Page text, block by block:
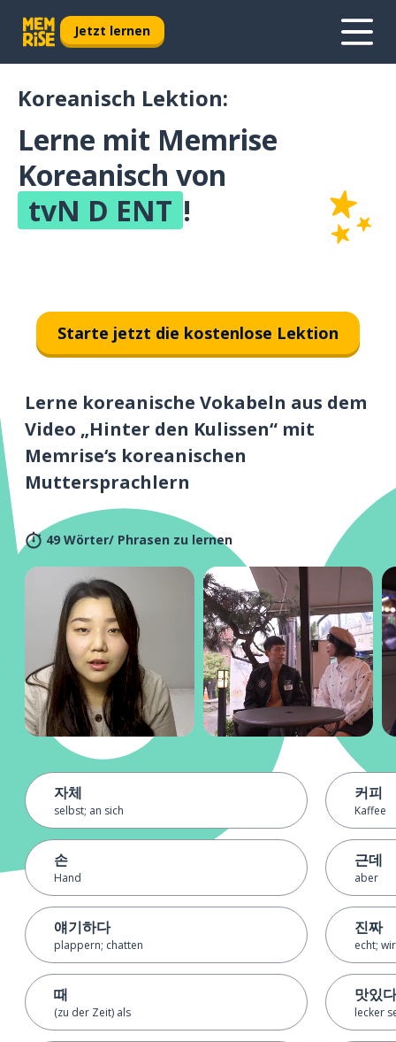
Jetzt lernen
Koreanisch Lektion:
Lerne mit Memrise
Koreanisch von
tvN D ENT !
Starte jetzt die kostenlose Lektion
Lerne koreanische Vokabeln aus dem
Video „Hinter den Kulissen“ mit
Memrise‘s koreanischen
Muttersprachlern
49 Wörter/ Phrasen zu lernen
자체
selbst; an sich
손
Hand
얘기하다
plappern; chatten
때
(zu der Zeit) als
커피
Kaffee
근데
aber
진짜
echt;
맛있다
lecker